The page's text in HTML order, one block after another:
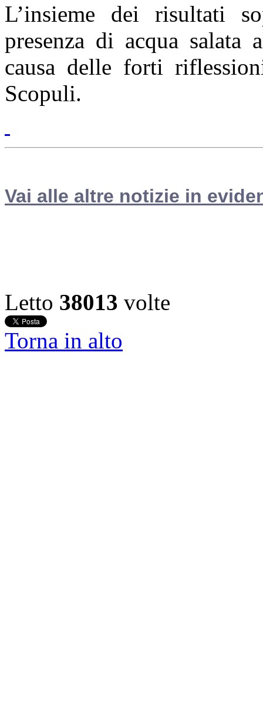
L’insieme dei risultati
presenza di acqua salata
causa delle forti
Scopuli.
Vai alle altre notizie in
Letto 38013 volte
Torna in alto